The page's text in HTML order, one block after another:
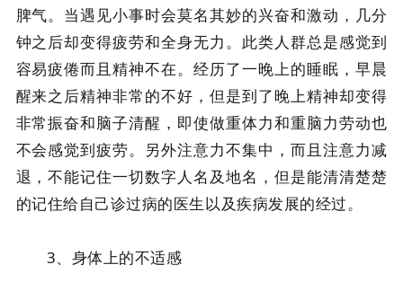
脾气。当遇见小事时会莫名其妙的兴奋和激动，几分
钟之后却变得疲劳和全身无力。此类人群总是感觉到
容易疲倦而且精神不在。经历了一晚上的睡眠，早晨
醒来之后精神非常的不好，但是到了晚上精神却变得
非常振奋和脑子清醒，即使做重体力和重脑力劳动也
不会感觉到疲劳。另外注意力不集中，而且注意力减
退，不能记住一切数字人名及地名，但是能清清楚楚
的记住给自己诊过病的医生以及疾病发展的经过。
3、身体上的不适感